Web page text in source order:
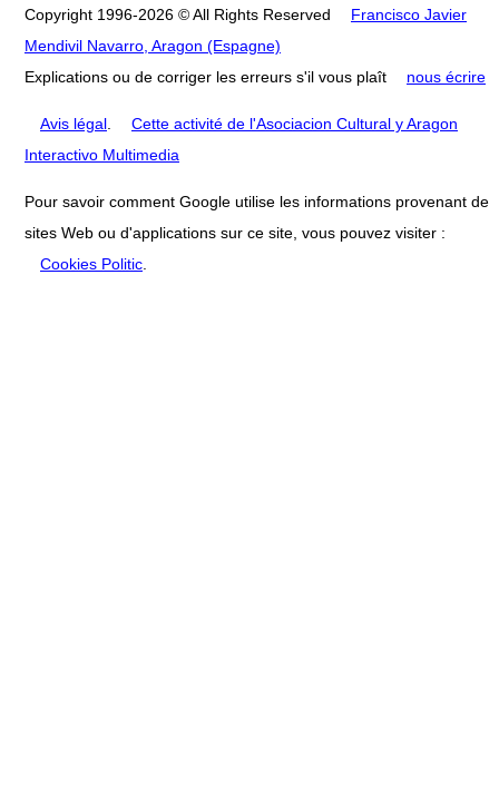
Copyright 1996-2026 © All Rights Reserved
Francisco Javier
Mendivil Navarro, Aragon (Espagne)
Explications ou de corriger les erreurs s'il vous plaît
nous écrire
Avis légal
Cette activité de l'Asociacion Cultural y Aragon
Interactivo Multimedia
Pour savoir comment Google utilise les informations provenant de
sites Web ou d'applications sur ce site, vous pouvez visiter :
Cookies Politic